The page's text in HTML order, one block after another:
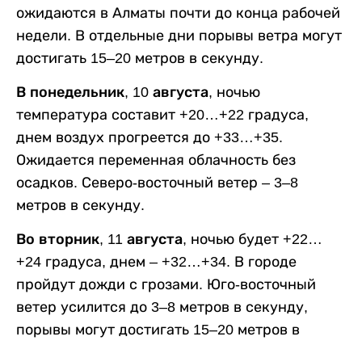
ожидаются в Алматы почти до конца рабочей
недели. В отдельные дни порывы ветра могут
достигать 15–20 метров в секунду.
В понедельник, 10 августа, ночью
температура составит +20…+22 градуса,
днем воздух прогреется до +33…+35.
Ожидается переменная облачность без
осадков. Северо-восточный ветер – 3–8
метров в секунду.
Во вторник, 11 августа, ночью будет +22…
+24 градуса, днем – +32…+34. В городе
пройдут дожди с грозами. Юго-восточный
ветер усилится до 3–8 метров в секунду,
порывы могут достигать 15–20 метров в